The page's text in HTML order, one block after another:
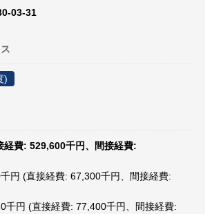
03-31
)
経費: 529,600千円、間接経費:
円 (直接経費: 67,300千円、間接経費:
千円 (直接経費: 77,400千円、間接経費: